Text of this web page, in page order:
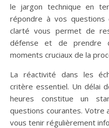
le jargon technique en
répondre à vos questions
clarté vous permet de
défense et de prendre
moments cruciaux de la
La réactivité dans les
critère essentiel. Un délai
heures constitue un
questions courantes.
vous tenir régulièrement